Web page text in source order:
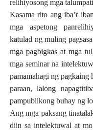
relihiyosong mga
Kasama rito ang iba’t
mga aspetong
katulad ng muling
mga pagbigkas at mga
mga seminar na
pamamahagi ng pagkaing
paraan, lalong
pampublikong buhay ng
Ang mga paksang
diin sa intelektuwal at